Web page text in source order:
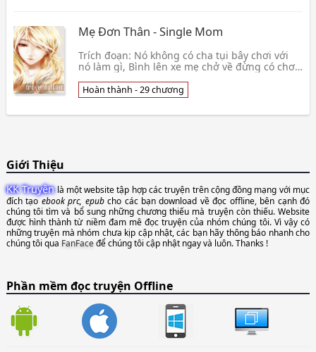
Mẹ Đơn Thân - Single Mom
Trích đoạn: Nó không có cha tụi bây chơi với
nó làm gì, Bình lên xe mẹ chở về đừng có chơi
mày
Hoàn thành - 29 chương
Giới Thiệu
KK Truyệnlà một website tập hợp các truyện trên cộng đồng mạng với mục
đích tạoebook prc, epubcho các bạn download về đọc offline, bên cạnh đó
chúng tôi tìm và bổ sung những chương thiếu mà truyện còn thiếu. Website
được hình thành từ niềm đam mê đọc truyện của nhóm chúng tôi. Vì vậy có
những truyện mà nhóm chưa kịp cập nhật, các bạn hãy thông báo nhanh cho
chúng tôi qua FanFaceđể chúng tôi cập nhật ngay và luôn. Thanks !
Phần mềm đọc truyện Offline